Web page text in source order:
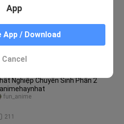
Nghiệp Chuyển Sinh Phần 5
Nghiệp Chuyển Sinh Phần 2
211
fun_anime
App
App / Download
Cancel